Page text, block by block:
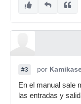
#3 por
En el manual sale
las entradas y